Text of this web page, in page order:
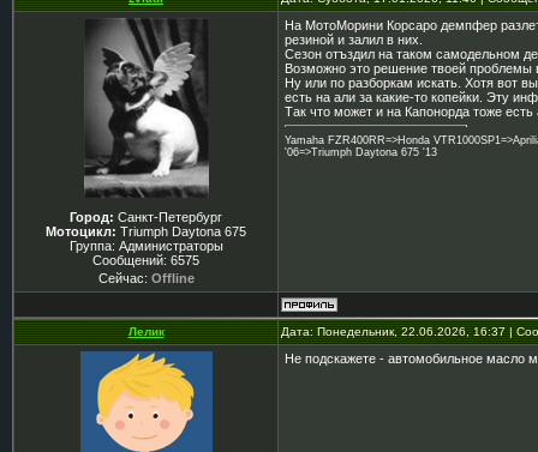
Город: Санкт-Петербург
Мотоцикл: Triumph Daytona 675
Группа: Администраторы
Сообщений: 6575
Сейчас: Offline
На МотоМорини Корсаро демпфер
резиной и залил в них.
Сезон отъздил на таком самодельном
Возможно это решение твоей проблемы
Ну или по разборкам искать. Хотя вот
есть на али за какие-то копейки. Эту
Так что может и на Капонорда тоже есть
Yamaha FZR400RR=>Honda
'06=>Triumph Daytona 675 '13
Лелик Дата: Понедельник, 22.06.2026, 16:37 |
Не подскажете - автомобильное масло